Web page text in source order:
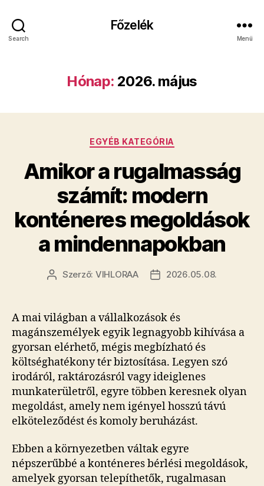
Search
Főzelék
Menü
Hónap: 2026. május
Kategóriák
EGYÉB KATEGÓRIA
Amikor a rugalmasság
számít: modern
konténeres megoldások
a mindennapokban
Bejegyzés
Szerző: VIHLORAA
Bejegyzés
2026.05.08.
A mai világban a vállalkozások és
magánszemélyek egyik legnagyobb kihívása a
gyorsan elérhető, mégis megbízható és
költséghatékony tér biztosítása. Legyen szó
irodáról, raktározásról vagy ideiglenes
munkaterületről, egyre többen keresnek olyan
megoldást, amely nem igényel hosszú távú
elköteleződést és komoly beruházást.
Ebben a környezetben váltak egyre
népszerűbbé a konténeres bérlési megoldások,
amelyek gyorsan telepíthetők, rugalmasan